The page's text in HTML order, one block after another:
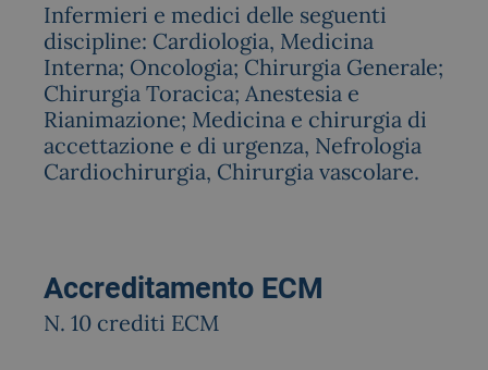
Infermieri e medici delle seguenti
discipline: Cardiologia, Medicina
Interna; Oncologia; Chirurgia Generale;
Chirurgia Toracica; Anestesia e
Rianimazione; Medicina e chirurgia di
accettazione e di urgenza, Nefrologia
Cardiochirurgia, Chirurgia vascolare.
Accreditamento ECM
N. 10 crediti ECM